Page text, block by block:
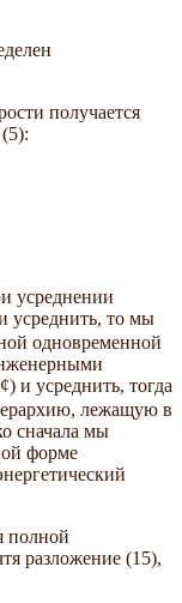
получается
усреднении
усреднить, то мы
одновременной
и усреднить, тогда
лежащую в
сначала мы
форме
полной
разложение (15),